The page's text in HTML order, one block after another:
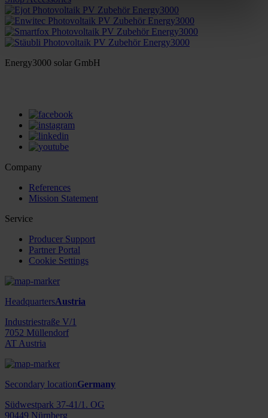
Energy3000 solar GmbH
Company
References
Mission Statement
Service
Producer Support
Partner Portal
Cookie Settings
HeadquartersAustria
Industriestraße V/1
7052 Müllendorf
AT Austria
Secondary locationGermany
Südwestpark 37-41/1. OG
90449 Nürnberg